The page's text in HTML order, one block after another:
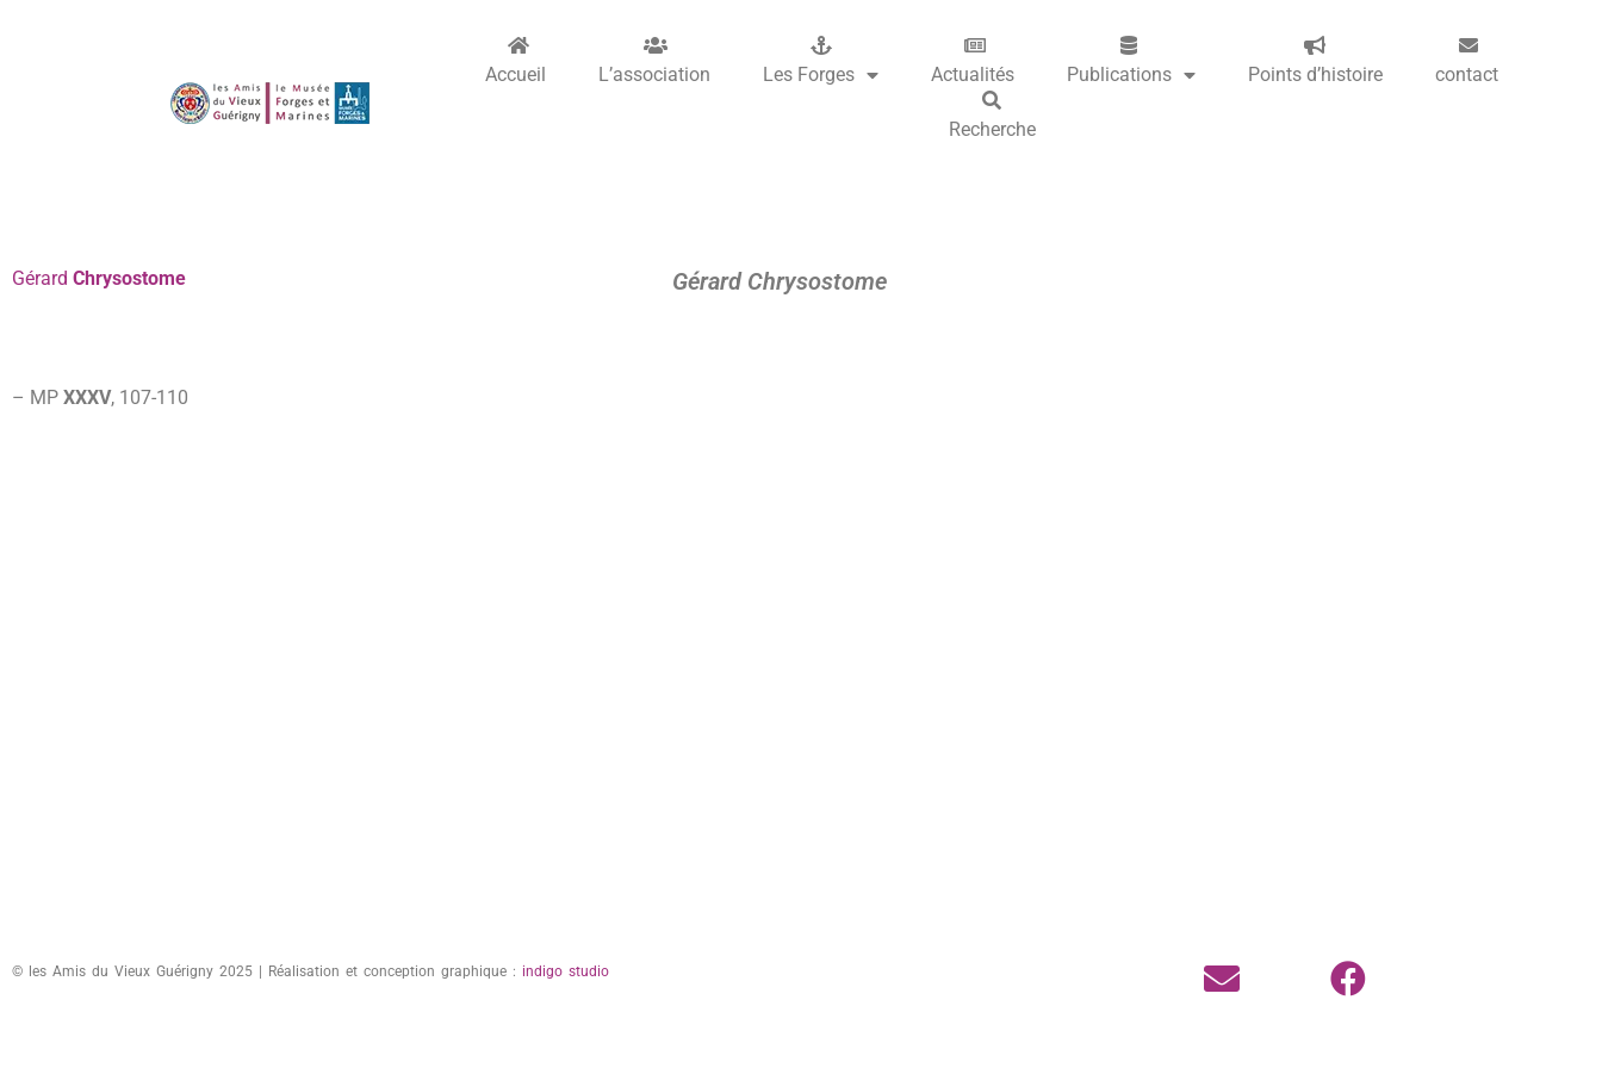
Accueil L’association Les Forges Actualités Publications Points d’histoire contact
Recherche
Gérard Chrysostome Gérard Chrysostome
– MP XXXV, 107-110
© les Amis du Vieux Guérigny 2025 | Réalisation et conception graphique : indigo studio